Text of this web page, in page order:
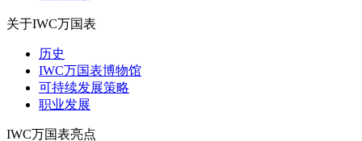
关于IWC万国表
历史
IWC万国表博物馆
可持续发展策略
职业发展
IWC万国表亮点